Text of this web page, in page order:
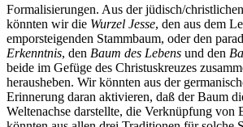
Formalisierungen. Aus der jüdisch/
könnten wir die Wurzel Jesse, den aus dem
emporsteigenden Stammbaum, oder den
Erkenntnis, den Baum des Lebens und den
beide im Gefüge des Christuskreuzes
herausheben. Wir könnten aus der
Erinnerung daran aktivieren, daß der Baum
Weltenachse darstellte, die Verknüpfung von